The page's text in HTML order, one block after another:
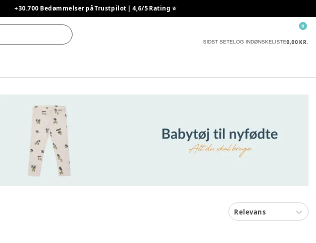
+30.700 Bedømmelser på Trustpilot | 4,6/5 Rating ⭐️
SIDST SETELOG INDØNSKELISTE0,00 KR.
0
Relevans